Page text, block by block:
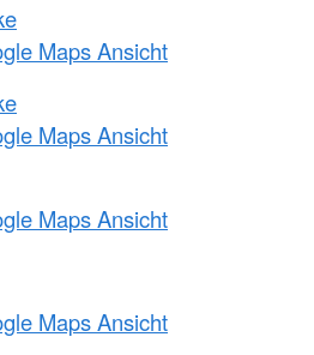
Maps Ansicht
Maps Ansicht
Maps Ansicht
Maps Ansicht